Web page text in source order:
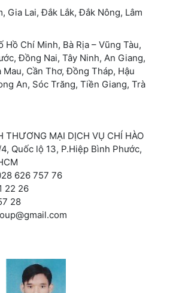
Gia Lai, Đắk Lắk, Đắk Nông, Lâm
Hồ Chí Minh, Bà Rịa – Vũng Tàu,
Đồng Nai, Tây Ninh, An Giang,
Mau, Cần Thơ, Đồng Tháp, Hậu
An, Sóc Trăng, Tiền Giang, Trà
THƯƠNG MẠI DỊCH VỤ CHÍ HÀO
Quốc lộ 13, P.Hiệp Bình Phước,
626 757 76
22 26
28